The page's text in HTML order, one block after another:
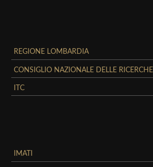
REGIONE LOMBARDIA
CONSIGLIO NAZIONALE DELLE RICERCHE
ITC
IMATI